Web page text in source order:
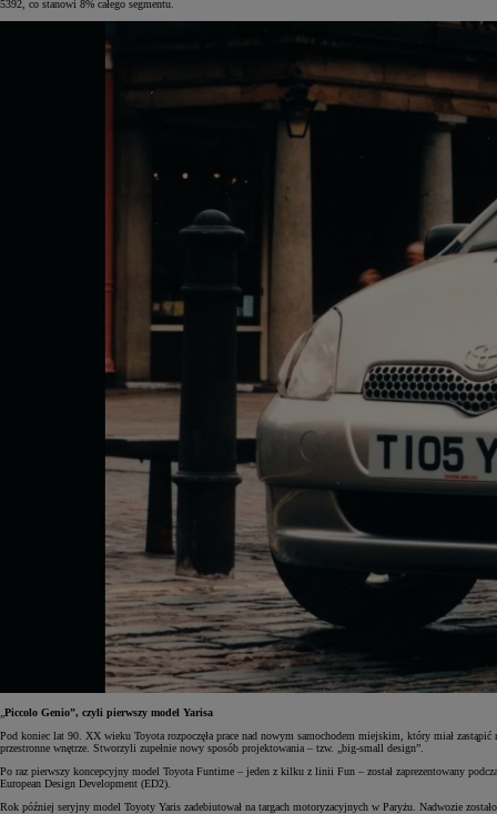
5392, co stanowi 8% całego segmentu.
Piccolo Genio”, czyli pierwszy model Yarisa
Pod koniec lat 90. XX wieku Toyota rozpoczęła prace nad nowym samochodem miejskim, który miał
przestronne wnętrze. Stworzyli zupełnie nowy sposób projektowania – tzw. „big-small design”.
Po raz pierwszy koncepcyjny model Toyota Funtime – jeden z kilku z linii Fun – został zaprezentowany
European Design Development (ED2).
Rok później seryjny model Toyoty Yaris zadebiutował na targach motoryzacyjnych w Paryżu. Nadwozie